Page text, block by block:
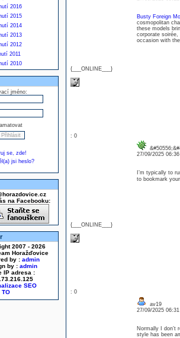
2016
2015
2014
2013
2012
2011
2010
jméno:
se, zde!
jsi heslo?
na Facebooku:
2007 - 2026
Horažďovice
by : admin
by : admin
IP adresa :
SEO
{___ONLINE___}
Busty Foreign
cosmopolitan
these models
corporate
occasion with
: 0
{___ONLINE___}
27/09/2025
I’m typically to
to bookmark
: 0
av19
27/09/2025
Normally I don’t
style has been